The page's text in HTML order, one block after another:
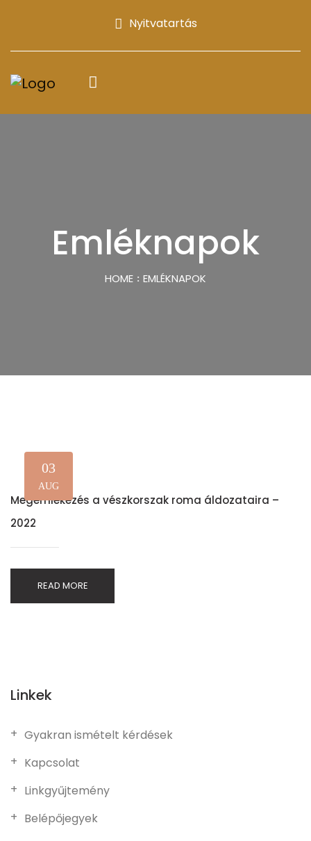
Nyitvatartás
Emléknapok
HOME EMLÉKNAPOK
03
AUG
Megemlékezés a vészkorszak roma áldozataira –
2022
READ MORE
Linkek
Gyakran ismételt kérdések
Kapcsolat
Linkgyűjtemény
Belépőjegyek